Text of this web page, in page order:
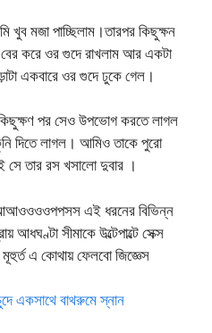
খুব মজা পাচ্ছিলাম।তারপর কিছুক্ষন
করে ওর গুদে রাখলাম আর একটা
একবারে ওর গুদে ঢুকে গেল।
পর সেও উপভোগ করতে লাগল
দিতে লাগল। আমিও তাকে পুরো
তার রস খসালো দুবার ।
এই ধরনের বিভিন্ন
সীমাকে উল্টেপাল্টে সেক্স
এ কোথায় ফেলবো জিজ্ঞেস
একসাথে বাথরুমে স্নান